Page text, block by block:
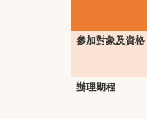
參加對象及資格
辦理期程